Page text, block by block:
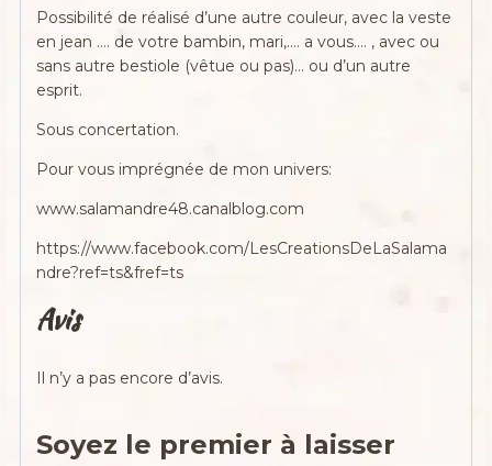
Possibilité de réalisé d’une autre couleur, avec la veste
en jean …. de votre bambin, mari,…. a vous…. , avec ou
sans autre bestiole (vêtue ou pas)… ou d’un autre
esprit.
Sous concertation.
Pour vous imprégnée de mon univers:
www.salamandre48.canalblog.com
https://www.facebook.com/LesCreationsDeLaSalama
ndre?ref=ts&fref=ts
Avis
Il n’y a pas encore d’avis.
Soyez le premier à laisser